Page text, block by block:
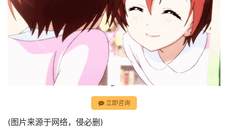
立即咨询
(图片来源于网络，侵必删)